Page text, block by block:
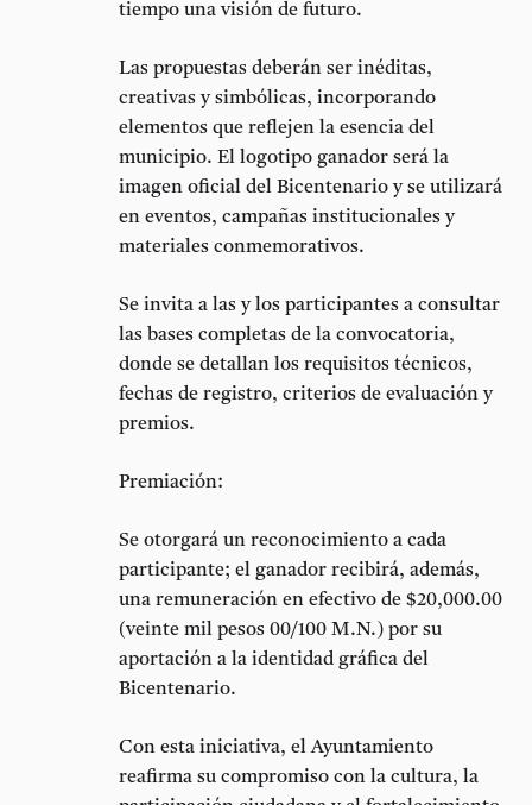
tiempo una visión de futuro.
Las propuestas deberán ser inéditas,
creativas y simbólicas, incorporando
elementos que reflejen la esencia del
municipio. El logotipo ganador será la
imagen oficial del Bicentenario y se utilizará
en eventos, campañas institucionales y
materiales conmemorativos.
Se invita a las y los participantes a consultar
las bases completas de la convocatoria,
donde se detallan los requisitos técnicos,
fechas de registro, criterios de evaluación y
premios.
Premiación:
Se otorgará un reconocimiento a cada
participante; el ganador recibirá, además,
una remuneración en efectivo de $20,000.00
(veinte mil pesos 00/100 M.N.) por su
aportación a la identidad gráfica del
Bicentenario.
Con esta iniciativa, el Ayuntamiento
reafirma su compromiso con la cultura, la